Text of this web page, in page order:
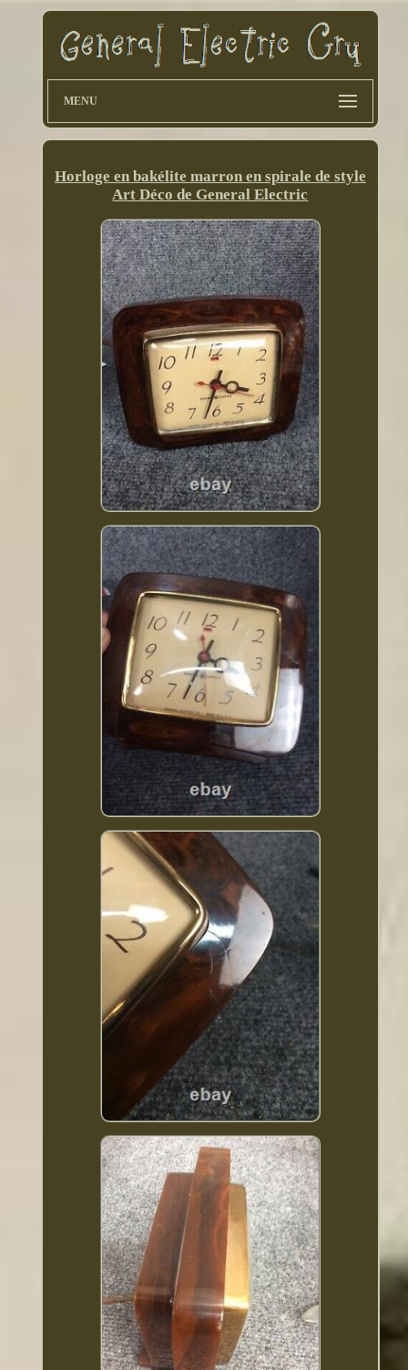
MENU
Horloge en bakélite marron en spirale de style
Art Déco de General Electric